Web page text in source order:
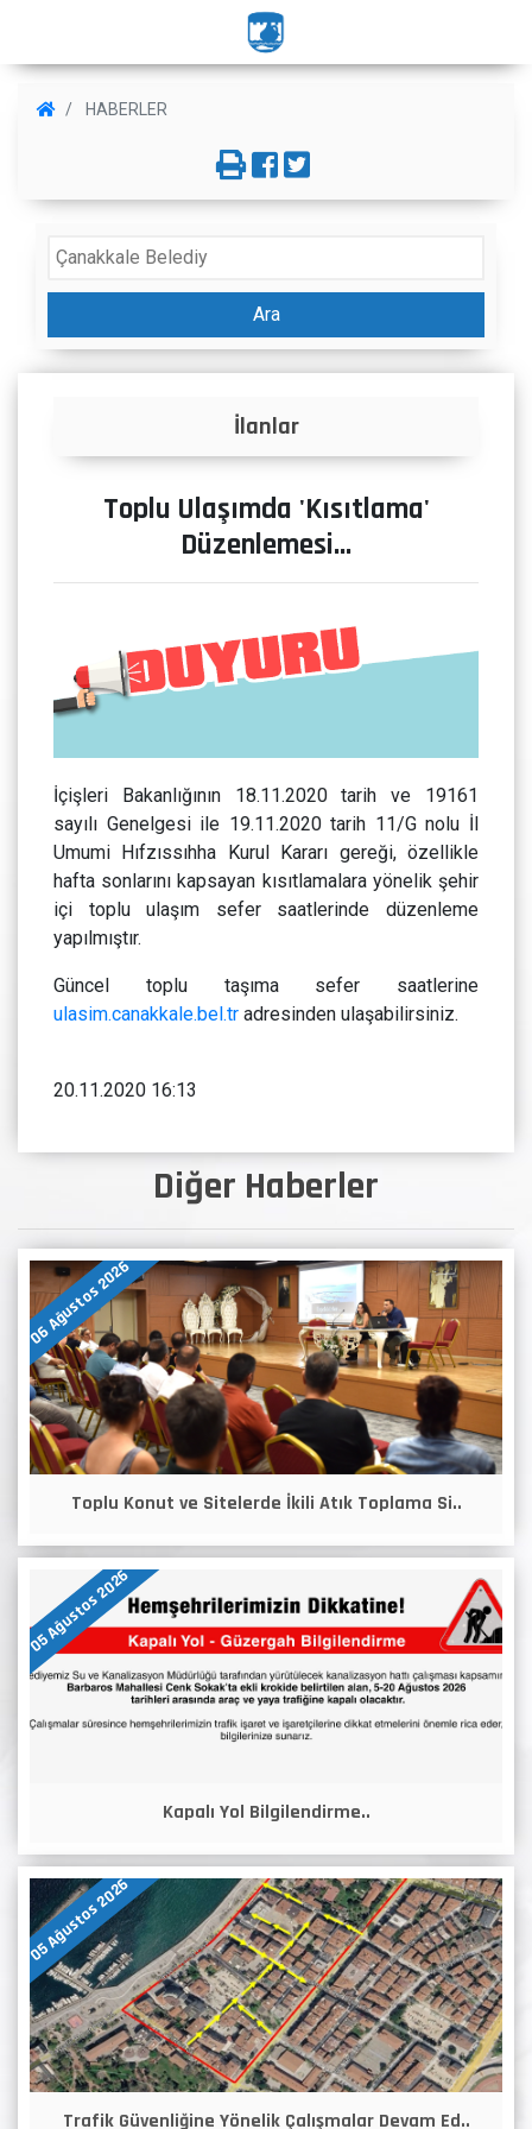
HABERLER
Diğer Haberler
06 Ağustos 2026
Toplu Konut ve Sitelerde İkili Atık Toplama Si..
05 Ağustos 2026
Kapalı Yol Bilgilendirme..
05 Ağustos 2026
Trafik Güvenliğine Yönelik Çalışmalar Devam Ed..
Ara
İlanlar
Toplu Ulaşımda 'Kısıtlama'
Düzenlemesi...
İçişleri Bakanlığının 18.11.2020 tarih ve 19161
sayılı Genelgesi ile 19.11.2020 tarih 11/G nolu İl
Umumi Hıfzıssıhha Kurul Kararı gereği, özellikle
hafta sonlarını kapsayan kısıtlamalara yönelik şehir
içi toplu ulaşım sefer saatlerinde düzenleme
yapılmıştır.
Güncel toplu taşıma sefer saatlerine
ulasim.canakkale.bel.tr adresinden ulaşabilirsiniz.
20.11.2020 16:13